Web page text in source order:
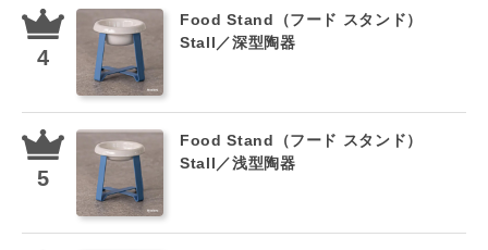
Food Stand（フード スタンド）
Stall／深型陶器
Food Stand（フード スタンド）
Stall／浅型陶器